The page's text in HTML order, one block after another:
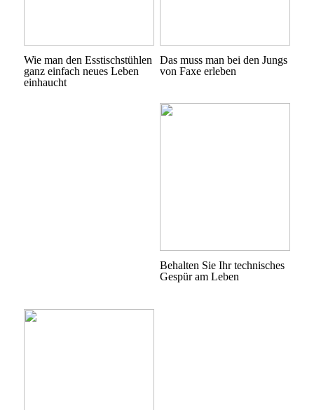
Wie man den Esstischstühlen
ganz einfach neues Leben
einhaucht
Das muss man bei den Jungs
von Faxe erleben
Behalten Sie Ihr technisches
Gespür am Leben